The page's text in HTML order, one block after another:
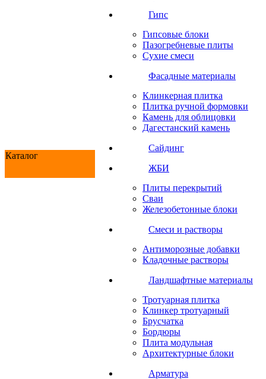
Каталог
Гипс
Гипсовые блоки
Пазогребневые плиты
Сухие смеси
Фасадные материалы
Клинкерная плитка
Плитка ручной формовки
Камень для облицовки
Дагестанский камень
Сайдинг
ЖБИ
Плиты перекрытий
Сваи
Железобетонные блоки
Cмеси и растворы
Антиморозные добавки
Кладочные растворы
Ландшафтные материалы
Тротуарная плитка
Клинкер тротуарный
Брусчатка
Бордюры
Плита модульная
Архитектурные блоки
Арматура